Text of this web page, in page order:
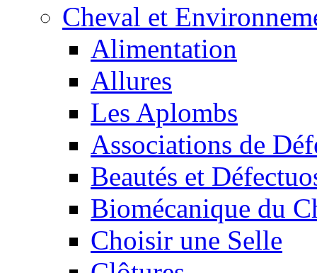
Cheval et
Alimentation
Allures
Les Aplombs
Associations de
Beautés et
Biomécanique du
Choisir une Selle